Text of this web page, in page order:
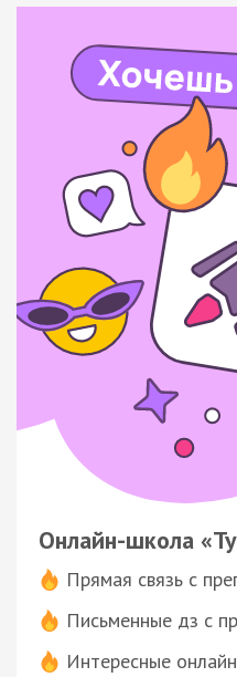
Онлайн-школа
Прямая связь с
Письменные дз с
Интересные